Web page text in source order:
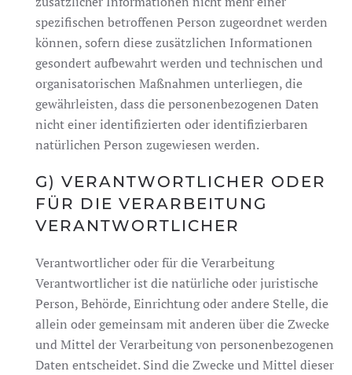
spezifischen betroffenen Person zugeordnet werden
können, sofern diese zusätzlichen Informationen
gesondert aufbewahrt werden und technischen und
organisatorischen Maßnahmen unterliegen, die
gewährleisten, dass die personenbezogenen Daten
nicht einer identifizierten oder identifizierbaren
natürlichen Person zugewiesen werden.
G) VERANTWORTLICHER ODER
FÜR DIE VERARBEITUNG
VERANTWORTLICHER
Verantwortlicher oder für die Verarbeitung
Verantwortlicher ist die natürliche oder juristische
Person, Behörde, Einrichtung oder andere Stelle, die
allein oder gemeinsam mit anderen über die Zwecke
und Mittel der Verarbeitung von personenbezogenen
Daten entscheidet. Sind die Zwecke und Mittel dieser